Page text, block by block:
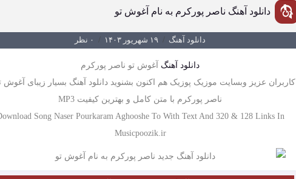
دانلود آهنگ ناصر پورکرم به نام آغوش تو
دانلود آهنگ / ۱۹ شهریور ۱۴۰۳ / ۰ نظر
دانلود آهنگ آغوش تو ناصر پورکرم
کاربران عزیز وبسایت موزیک پوزیک هم اکنون بشنوید دانلود آهنگ بسیار زیبای آغوش
ناصر پورکرم با متن کامل و بهترین کیفیت MP3
Song Naser Pourkaram Aghooshe To With Text And 320 & 128 Links In
Musicpoozik.ir